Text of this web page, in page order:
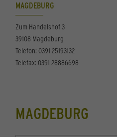
MAGDEBURG
Zum Handelshof 3
39108 Magdeburg
Telefon: 0391 25193132
Telefax: 0391 28886698
MAGDEBURG